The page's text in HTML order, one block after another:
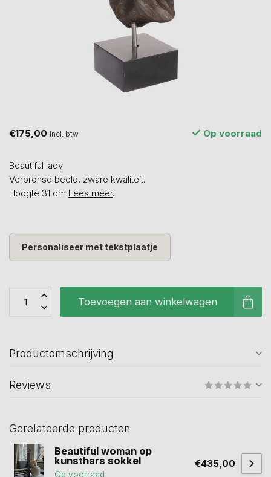
€175,00 Incl. btw Op voorraad
Beautiful lady
Verbronsd beeld, zware kwaliteit.
Hoogte 31 cm Lees meer.
Personaliseer met tekstplaatje
Toevoegen aan winkelwagen
Productomschrijving
Reviews
Gerelateerde producten
Beautiful woman op
kunsthars sokkel
Op voorraad
€435,00